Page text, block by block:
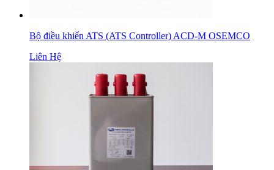
Bộ điều khiển ATS (ATS Controller) ACD-M OSEMCO
Liên Hệ